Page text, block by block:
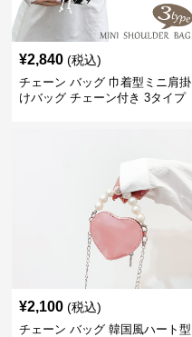
¥2,840 (税込)
チェーン バッグ 巾着型ミニ肩掛
けバッグ チェーン付き 3タイプ
¥2,100 (税込)
チェーン バッグ 韓国風ハート型